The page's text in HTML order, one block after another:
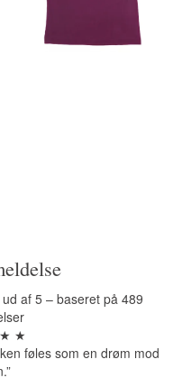
Vedi tutte le
af 5 – baseret på 489
★
føles som en drøm mod